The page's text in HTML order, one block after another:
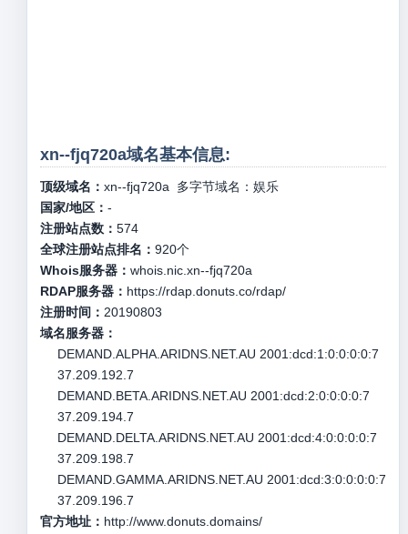
xn--fjq720a域名基本信息:
顶级域名： xn--fjq720a 多字节域名： 娱乐
国家/地区： -
注册站点数： 574
全球注册站点排名： 920个
Whois服务器： whois.nic.xn--fjq720a
RDAP服务器： https://rdap.donuts.co/rdap/
注册时间： 20190803
域名服务器：
DEMAND.ALPHA.ARIDNS.NET.AU 2001:dcd:1:0:0:0:0:7
37.209.192.7
DEMAND.BETA.ARIDNS.NET.AU 2001:dcd:2:0:0:0:0:7
37.209.194.7
DEMAND.DELTA.ARIDNS.NET.AU 2001:dcd:4:0:0:0:0:7
37.209.198.7
DEMAND.GAMMA.ARIDNS.NET.AU 2001:dcd:3:0:0:0:0:7
37.209.196.7
官方地址： http://www.donuts.domains/